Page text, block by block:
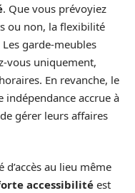
. Que vous prévoyiez
ou non, la flexibilité
Les garde-meubles
vous uniquement,
En revanche, le
indépendance accrue à
gérer leurs affaires
d’accès au lieu même
accessibilité est